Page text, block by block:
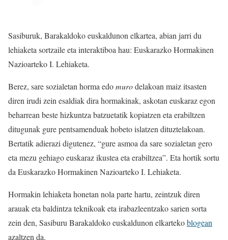
Sasiburuk, Barakaldoko euskaldunon elkartea, abian jarri du
lehiaketa sortzaile eta interaktiboa hau: Euskarazko Hormakinen
Nazioarteko I. Lehiaketa.
Berez, sare sozialetan horma edomurodelakoan maiz itsasten
diren irudi zein esaldiak dira hormakinak, askotan euskaraz egon
beharrean beste hizkuntza batzuetatik kopiatzen eta erabiltzen
ditugunak gure pentsamenduak hobeto islatzen dituztelakoan.
Bertatik adierazi digutenez, “gure asmoa da sare sozialetan gero
eta mezu gehiago euskaraz ikustea eta erabiltzea”. Eta hortik sortu
da Euskarazko Hormakinen Nazioarteko I. Lehiaketa.
Hormakin lehiaketa honetan nola parte hartu, zeintzuk diren
arauak eta baldintza teknikoak eta irabazleentzako sarien sorta
zein den, Sasiburu Barakaldoko euskaldunon elkartekoblogean
azaltzen da.